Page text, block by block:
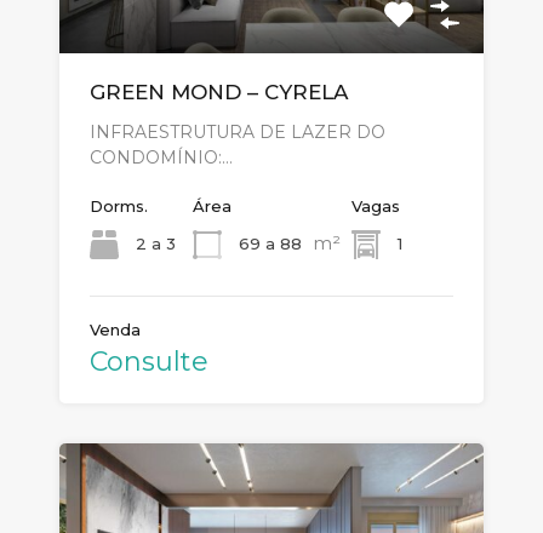
GREEN MOND – CYRELA
INFRAESTRUTURA DE LAZER DO
CONDOMÍNIO:…
Dorms.
2 a 3
Área
69 a 88
m²
Vagas
1
Venda
Consulte